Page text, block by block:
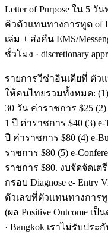
Letter of Purpose ใน 5
คิวตัวแทนทางการทูต of
เล่ม + ส่งคืน EMS/
ชั่วโมง · discretionary
รายการวีซ่าอินเดียที่ ตัว
ให้คนไทยรวมทั้งหมด: (1)
30 วัน ค่าราชการ $25
1 ปี ค่าราชการ $40 (3)
ปี ค่าราชการ $80 (4) e-
ราชการ $80 (5) e-
ราชการ $80. งบจัดจัดเ
กรอบ Diagnose e- Entry
ตัวเลขที่ตัวแทนทางการทู
(ผล Positive Outcome เ
· Bangkok เราไม่รับประ